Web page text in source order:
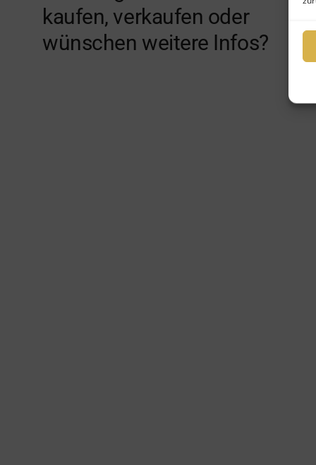
kaufen, verkaufen oder
wünschen weitere Infos?